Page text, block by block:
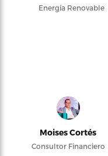
Energía Renovable
Moises Cortés
Consultor Financiero